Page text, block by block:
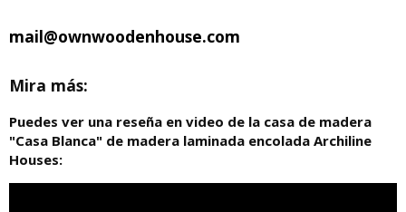
mail@ownwoodenhouse.com
Mira más:
Puedes ver una reseña en video de la casa de madera
"Casa Blanca" de madera laminada encolada Archiline
Houses: